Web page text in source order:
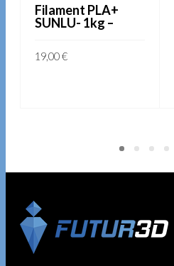
Filament PLA+
SUNLU- 1kg –
19,00€